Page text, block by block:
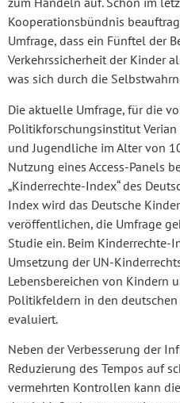
Kooperationsbündnis
Umfrage, dass ein Fünftel der
Verkehrssicherheit der Kinder
was sich durch die
Die aktuelle Umfrage, für die
Politikforschungsinstitut
und Jugendliche im Alter von
Nutzung eines Access-Panels
„Kinderrechte-Index“ des
Index wird das Deutsche
veröffentlichen, die Umfrage
Studie ein. Beim Kinderrechte-
Umsetzung der UN-
Lebensbereichen von Kindern
Politikfeldern in den
evaluiert.
Neben der Verbesserung der
Reduzierung des Tempos auf
vermehrten Kontrollen kann